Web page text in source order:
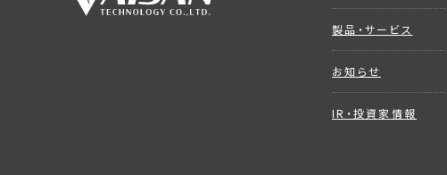
製品・サービス
お知らせ
IR・投資家情報